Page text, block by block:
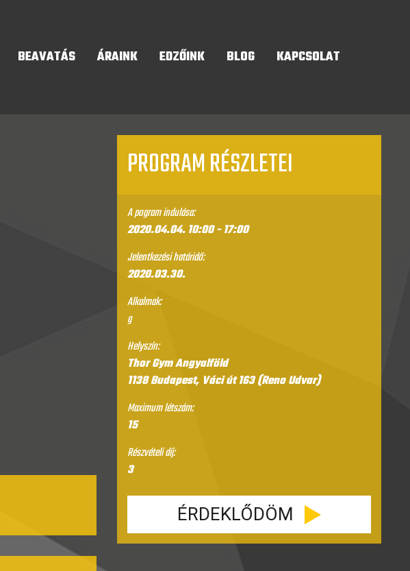
BEAVATÁS ÁRAINK EDZŐINK BLOG KAPCSOLAT
PROGRAM RÉSZLETEI
A pogram indulása:
2020.04.04.10:00- 17:00
Jelentkezési határidő:
2020.03.30.
Alkalmak:
g
Helyszín:
Thor Gym Angyalföld
1138 Budapest, Váci út 163 (Reno Udvar)
Maximum létszám:
15
Részvételi díj:
3
ÉRDEKLŐDÖM